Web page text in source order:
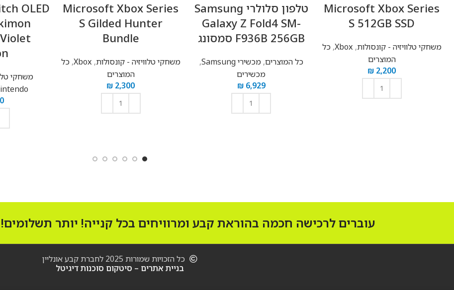
Microsoft Xbox Series
S 512GB SSD
משחקי טלוויזיה - קונסולות,
Xbox
,כל
המוצרים
₪ 2,200
טלפון סלולרי Samsung
Galaxy Z Fold4 SM-
F936B 256GB סמסונג
כל המוצרים,מכשירי Samsung
,
מכשירים
₪6,929
Microsoft Xbox Series
S Gilded Hunter
Bundle
משחקי טלוויזיה - קונסולות,
Xbox
,כל
המוצרים
₪ 2,300
OLED
משחקי
עוברים לרכישה חכמה בהוראת קבע ומרוויחים בכל קנייה! יותר
כל הזכויות שמורות 2025 לחברת קבע אונליין
בניית אתרים – סיטקום סוכנות דיגיטל